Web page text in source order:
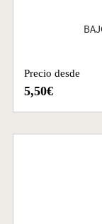
Precio desde
5,50€